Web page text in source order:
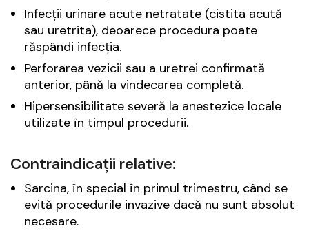
Infecții urinare acute netratate (cistita acută
sau uretrita), deoarece procedura poate
răspândi infecția.
Perforarea vezicii sau a uretrei confirmată
anterior, până la vindecarea completă.
Hipersensibilitate severă la anestezice locale
utilizate în timpul procedurii.
Contraindicații relative:
Sarcina, în special în primul trimestru, când se
evită procedurile invazive dacă nu sunt absolut
necesare.